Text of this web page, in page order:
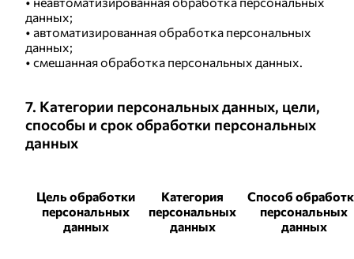
данных;
• автоматизированная обработка персональных
данных;
• смешанная обработка персональных данных.
7. Категории персональных данных, цели,
способы и срок обработки персональных
данных
Цель обработки
персональных
данных
Категория
персональных
данных
Способ
персональных
данных